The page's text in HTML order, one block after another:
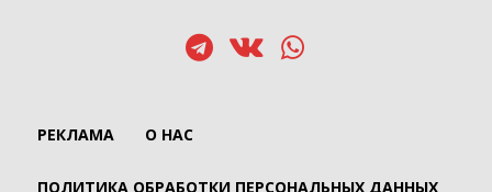
РЕКЛАМА О НАС
ПОЛИТИКА ОБРАБОТКИ ПЕРСОНАЛЬНЫХ ДАННЫХ